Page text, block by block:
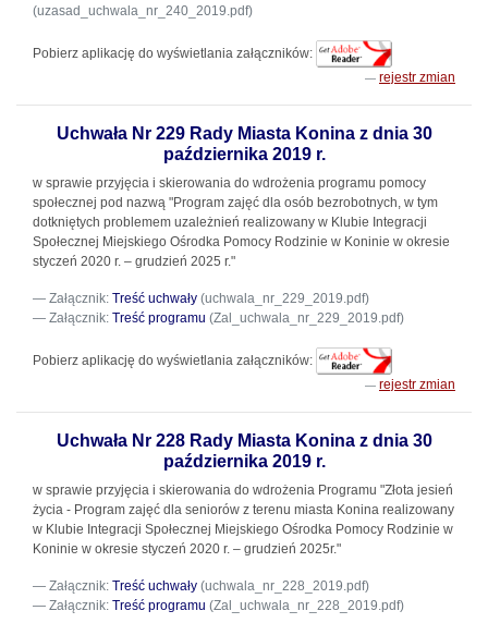
(uzasad_uchwala_nr_240_2019.pdf)
Pobierz aplikację do wyświetlania załączników:
rejestr zmian
Uchwała Nr 229 Rady Miasta Konina z dnia 30
października 2019 r.
w sprawie przyjęcia i skierowania do wdrożenia programu pomocy
społecznej pod nazwą "Program zajęć dla osób bezrobotnych, w tym
dotkniętych problemem uzależnień realizowany w Klubie Integracji
Społecznej Miejskiego Ośrodka Pomocy Rodzinie w Koninie w okresie
styczeń 2020 r. – grudzień 2025 r."
Załącznik: Treść uchwały (uchwala_nr_229_2019.pdf)
Załącznik: Treść programu (Zal_uchwala_nr_229_2019.pdf)
Pobierz aplikację do wyświetlania załączników:
rejestr zmian
Uchwała Nr 228 Rady Miasta Konina z dnia 30
października 2019 r.
w sprawie przyjęcia i skierowania do wdrożenia Programu "Złota jesień
życia - Program zajęć dla seniorów z terenu miasta Konina realizowany
w Klubie Integracji Społecznej Miejskiego Ośrodka Pomocy Rodzinie w
Koninie w okresie styczeń 2020 r. – grudzień 2025r."
Załącznik: Treść uchwały (uchwala_nr_228_2019.pdf)
Załącznik: Treść programu (Zal_uchwala_nr_228_2019.pdf)